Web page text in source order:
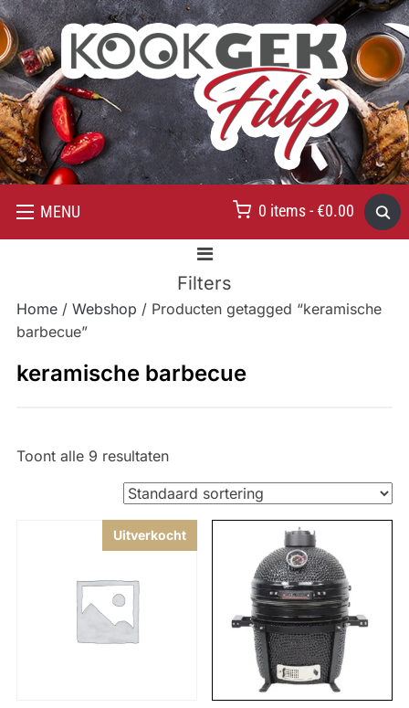
MENU 0 items - €0.00
Filters
Home/ Webshop / Producten getagged “keramische
barbecue”
keramische barbecue
Toont alle 9 resultaten
Uitverkocht